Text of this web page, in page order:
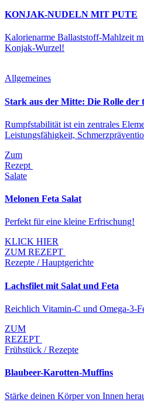
KONJAK-NUDELN MIT PUTE
Kalorienarme Ballaststoff-Mahlzeit
Konjak-Wurzel!
Allgemeines
Stark aus der Mitte: Die Rolle
Rumpfstabilität ist ein zentrales
Leistungsfähigkeit,
Zum
Rezept
Salate
Melonen Feta Salat
Perfekt für eine kleine Erfrischung!
KLICK HIER
ZUM REZEPT
Rezepte / Hauptgerichte
Lachsfilet mit Salat und Feta
Reichlich Vitamin-C und Omega-3-
ZUM
REZEPT
Frühstück / Rezepte
Blaubeer-Karotten-Muffins
Stärke deinen Körper von Innen